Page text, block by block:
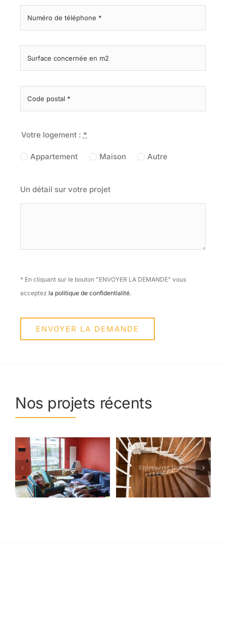
Votre logement : *
Appartement Maison Autre
Un détail sur votre projet
* En cliquant sur le bouton "ENVOYER LA DEMANDE" vous
acceptez la politique de confidentialité.
ENVOYER LA DEMANDE
Nos projets récents